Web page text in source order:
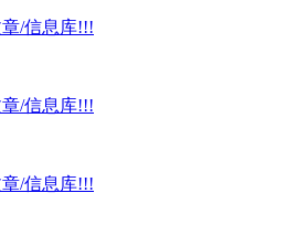
/信息库!!!
/信息库!!!
/信息库!!!